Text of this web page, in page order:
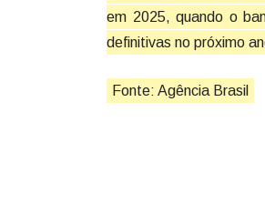
em 2025, quando o
definitivas no próximo
Fonte: Agência Brasil